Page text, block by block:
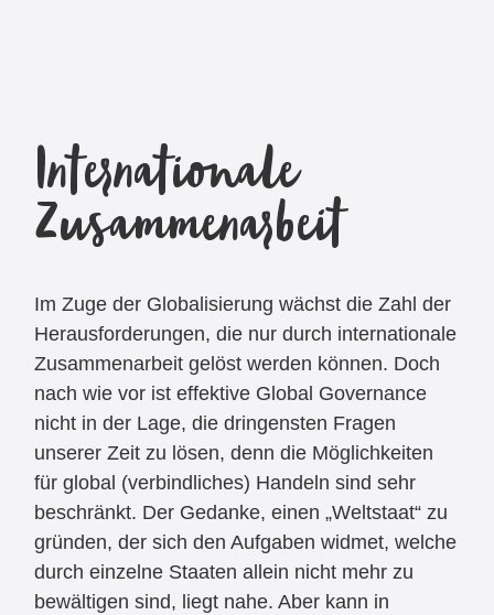
Internationale
Zusammenarbeit
Im Zuge der Globalisierung wächst die Zahl der
Herausforderungen, die nur durch internationale
Zusammenarbeit gelöst werden können. Doch
nach wie vor ist effektive Global Governance
nicht in der Lage, die dringensten Fragen
unserer Zeit zu lösen, denn die Möglichkeiten
für global (verbindliches) Handeln sind sehr
beschränkt. Der Gedanke, einen „Weltstaat“ zu
gründen, der sich den Aufgaben widmet, welche
durch einzelne Staaten allein nicht mehr zu
bewältigen sind, liegt nahe. Aber kann in